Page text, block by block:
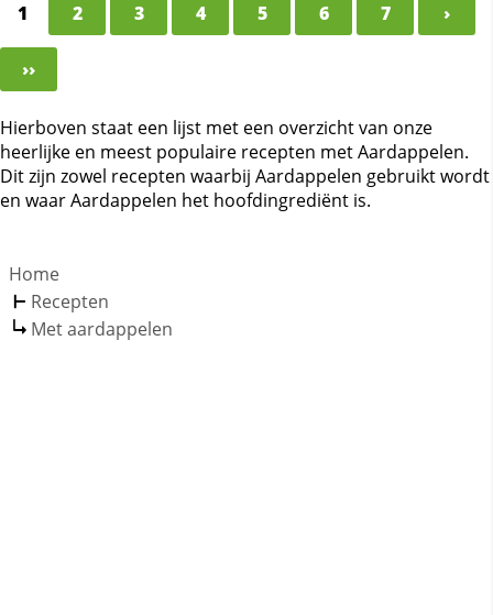
1 2 3 4 5 6 7 ›
››
Hierboven staat een lijst met een overzicht van onze
heerlijke en meest populaire recepten met Aardappelen.
Dit zijn zowel recepten waarbij Aardappelen gebruikt wordt
en waar Aardappelen het hoofdingrediënt is.
Home
Recepten
Met aardappelen